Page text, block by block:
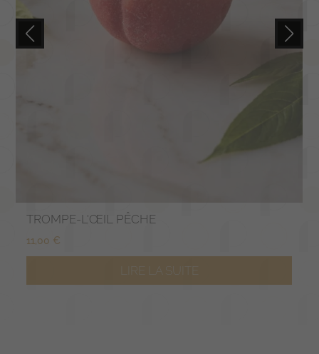
TROMPE-L'ŒIL PÊCHE
11,00 €
LIRE LA SUITE